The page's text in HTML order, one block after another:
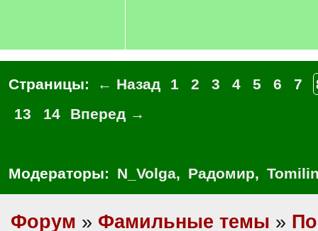
Страницы: ← Назад 1 2 3 4 5 6 7
13
14 Вперед →
Модераторы: N_Volga, Радомир,
Форум » Фамильные темы »